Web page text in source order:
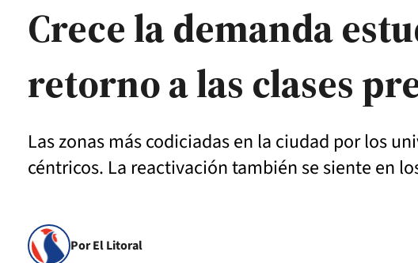
Crece la demanda
retorno a las clases
Las zonas más codiciadas en la ciudad por los
céntricos. La reactivación también se siente en
Por El Litoral